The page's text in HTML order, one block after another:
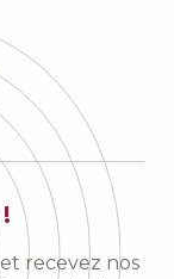
recevez nos